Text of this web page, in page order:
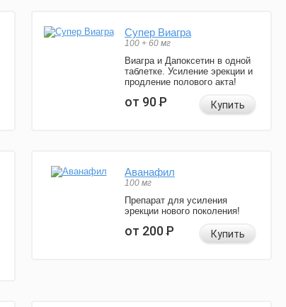
Супер Виагра
100 + 60 мг
Виагра и Дапоксетин в одной
таблетке. Усиление эрекции и
продление полового акта!
от 90Р Купить
Аванафил
100 мг
Препарат для усиления
эрекции нового поколения!
от 200Р Купить